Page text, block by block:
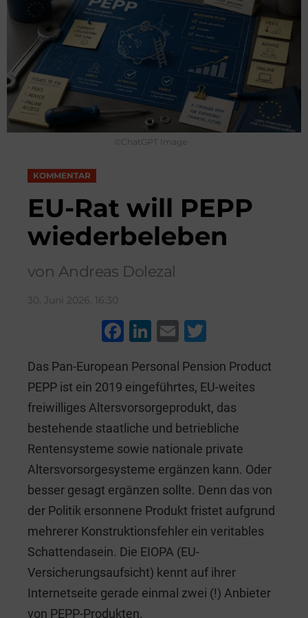
©ChatGPT Image
KOMMENTAR
EU-Rat will PEPP
wiederbeleben
von Andreas Dolezal
30. Juni 2026, 16:30
F
c
e
b
o
o
k
Li
k
e
dI
n
E
ai
l
tt
er
Das Pan-European Personal Pension Product
PEPP ist ein 2019 eingeführtes, EU-weites
freiwilliges Altersvorsorgeprodukt, das
bestehende staatliche und betriebliche
Rentensysteme sowie nationale private
Altersvorsorgesysteme ergänzen kann. Oder
besser gesagt ergänzen sollte. Denn das von
der Politik ersonnene Produkt fristet aufgrund
mehrerer Konstruktionsfehler ein veritables
Schattendasein. Die EIOPA (EU-
Versicherungsaufsicht) kennt auf ihrer
Internetseite gerade einmal zwei (!) Anbieter
von PEPP-Produkten.